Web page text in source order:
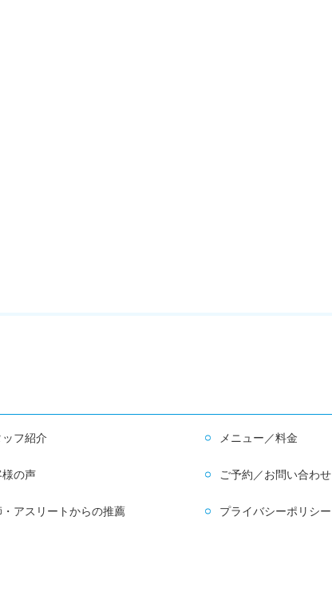
ッフ紹介 メニュー／料金
様の声 ご予約／お問い合わせ
・アスリートからの推薦 プライバシーポリシー